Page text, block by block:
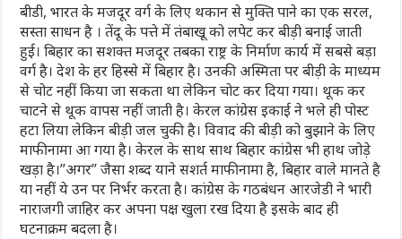
बीडी, भारत के मजदूर वर्ग के लिए थकान से मुक्ति पाने का एक सरल,
सस्ता साधन है । तेंदू के पत्ते में तंबाखू को लपेट कर बीड़ी बनाई जाती
हुई। बिहार का सशक्त मजदूर तबका राष्ट्र के निर्माण कार्य में सबसे बड़ा
वर्ग है। देश के हर हिस्से में बिहार है। उनकी अस्मिता पर बीड़ी के माध्यम
से चोट नहीं किया जा सकता था लेकिन चोट कर दिया गया। थूक कर
चाटने से थूक वापस नहीं जाती है। केरल कांग्रेस इकाई ने भले ही पोस्ट
हटा लिया लेकिन बीड़ी जल चुकी है। विवाद की बीड़ी को बुझाने के लिए
माफीनामा आ गया है। केरल के साथ साथ बिहार कांग्रेस भी हाथ जोड़े
खड़ा है।”अगर” जैसा शब्द याने सशर्त माफीनामा है, बिहार वाले मानते है
या नहीं ये उन पर निर्भर करता है। कांग्रेस के गठबंधन आरजेडी ने भारी
नाराजगी जाहिर कर अपना पक्ष खुला रख दिया है इसके बाद ही
घटनाक्रम बदला है।